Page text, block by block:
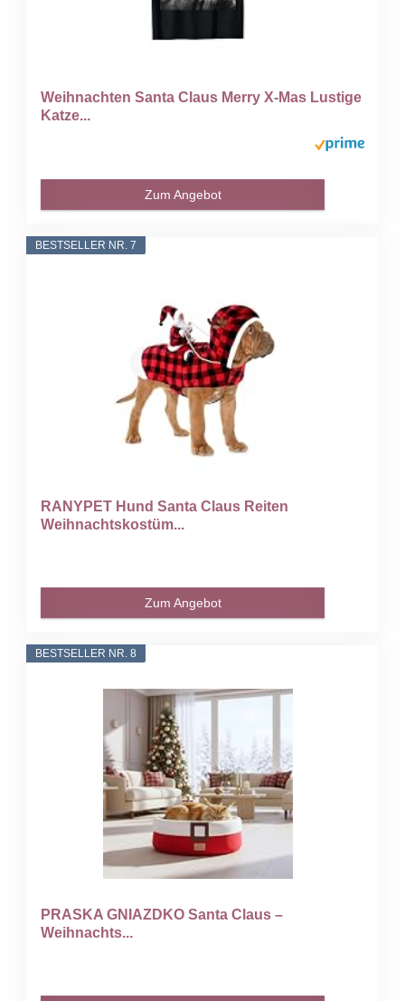
Weihnachten Santa Claus Merry X-Mas Lustige
Katze...
Zum Angebot
BESTSELLER NR. 7
RANYPET Hund Santa Claus Reiten
Weihnachtskostüm...
Zum Angebot
BESTSELLER NR. 8
PRASKA GNIAZDKO Santa Claus –
Weihnachts...